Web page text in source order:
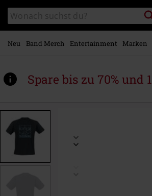
Hauptinhalt
springen
Katalog
durchsuchen
Neu Band Merch Entertainment Marken
Spare bis zu 70% und
www.emp.at/p/black-
584223.html